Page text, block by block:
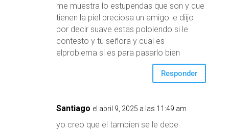
me muestra lo estupendas que son y que
tienen la piel preciosa un amigo le diijo
por decir suave estas pololendo si le
contesto y tu señora y cual es
elproblema si es para pasarlo bien
Responder
Santiago el abril 9, 2025 a las 11:49 am
yo creo que el tambien se le debe